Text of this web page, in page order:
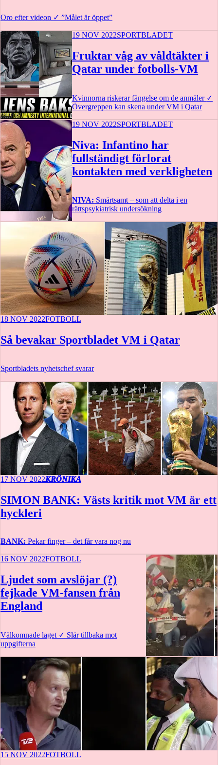
Oro efter videon ✓ ”Målet är öppet”
19 NOV 2022SPORTBLADET
Fruktar våg av våldtäkter i
Qatar under fotbolls-VM
Kvinnorna riskerar fängelse om de anmäler ✓
Övergreppen kan skena under VM i Qatar
19 NOV 2022SPORTBLADET
Niva: Infantino har
fullständigt förlorat
kontakten med verkligheten
NIVA: Smärtsamt – som att delta i en
rättspsykiatrisk undersökning
18 NOV 2022FOTBOLL
Så bevakar Sportbladet VM i Qatar
Sportbladets nyhetschef svarar
17 NOV 2022KRÖNIKA
SIMON BANK: Västs kritik mot VM är ett
hyckleri
BANK: Pekar finger – det får vara nog nu
16 NOV 2022FOTBOLL
Ljudet som avslöjar (?)
fejkade VM-fansen från
England
Välkomnade laget ✓ Slår tillbaka mot
uppgifterna
15 NOV 2022FOTBOLL